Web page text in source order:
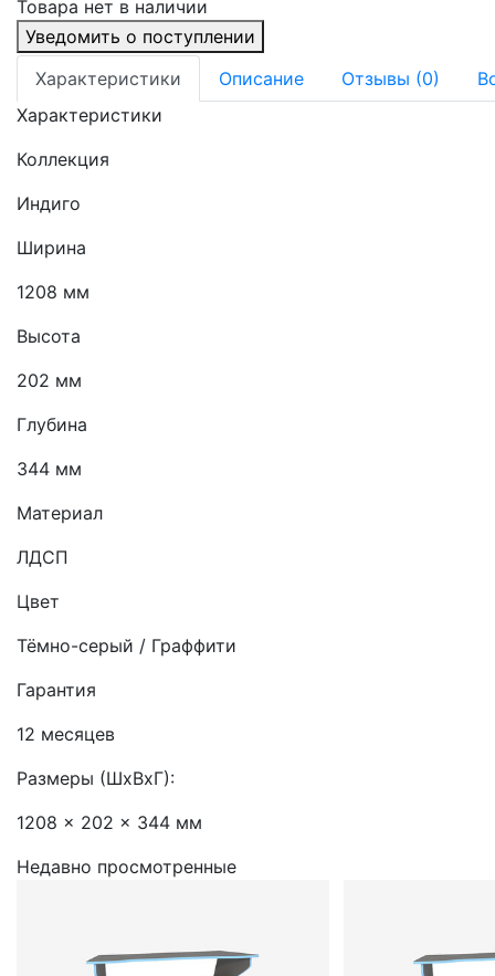
Товара нет в наличии
Уведомить о поступлении
Характеристики
Описание Отзывы (0)
Характеристики
Коллекция
Индиго
Ширина
1208 мм
Высота
202 мм
Глубина
344 мм
Материал
ЛДСП
Цвет
Тёмно-серый / Граффити
Гарантия
12 месяцев
Размеры (ШхВхГ):
1208 x 202 x 344 мм
Недавно просмотренные